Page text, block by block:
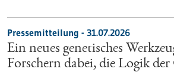
Pressemitteilung - 31.07.2026
Ein neues genetisches
Forschern dabei, die Logik